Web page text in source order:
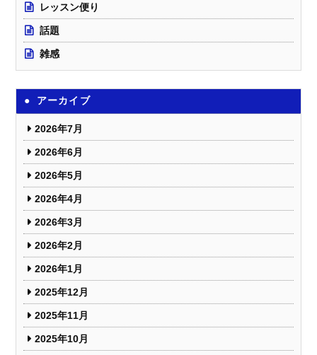
レッスン便り
話題
雑感
アーカイブ
2026年7月
2026年6月
2026年5月
2026年4月
2026年3月
2026年2月
2026年1月
2025年12月
2025年11月
2025年10月